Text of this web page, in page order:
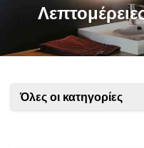
Όλες οι κατηγορίες